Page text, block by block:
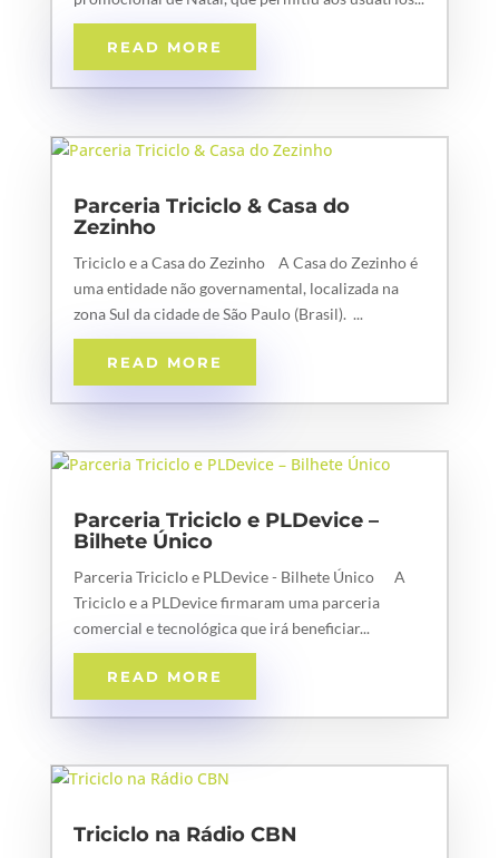
READ MORE
Parceria Triciclo & Casa do
Zezinho
Triciclo e a Casa do Zezinho A Casa do Zezinho é
uma entidade não governamental, localizada na
zona Sul da cidade de São Paulo (Brasil). ...
READ MORE
Parceria Triciclo e PLDevice –
Bilhete Único
Parceria Triciclo e PLDevice - Bilhete Único A
Triciclo e a PLDevice firmaram uma parceria
comercial e tecnológica que irá beneficiar...
READ MORE
Triciclo na Rádio CBN